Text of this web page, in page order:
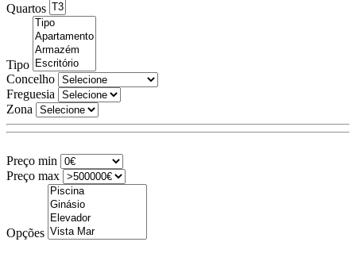
Quartos
Tipo
Concelho
Freguesia
Zona
Preço min
Preço max
Opções